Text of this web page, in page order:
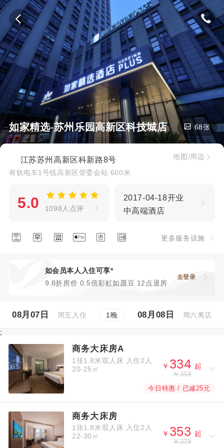
如家精选-苏州乐园高新区科技城店 68张
江苏苏州高新区科新路8号
有轨电车1号线高新区管委会站 600米
地图/周边
5.0 1098人点评
2017-04-18开业
中高端酒店
      更多服务设施
如会员本人入住可享*
9.8折房价 0.5倍彩虹如愿豆 12点退房
去登录
08月07日 周五入住 1晚 08月08日 周六离店
;
商务大床房A
1张1.8米双人床 入住2人
20-25㎡
￥  起
￥359
今日特惠 / 已减25元
商务大床房
1张1.8米双人床 入住2人
22-30㎡
￥  起
￥379